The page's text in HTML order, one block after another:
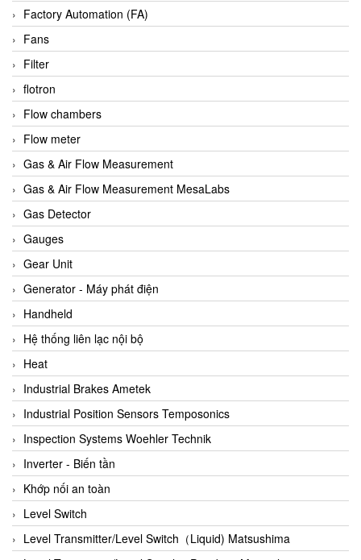
Apex Dynamics Vietnam
Apiste
APLISENS VietNam
Apollo Fire
Appleton
AQ Matic
Aqualabo Vietnam
Aquametro
ARCA Regler
Arcos Hydraulik
Ardetem-Sfere-Vietnam
Argal
AS ENERGI
ASCO CO2
Asker
AT2E
ATC Pneumatic
ATEX System
ATI - IA
ATI (Analytical Technology Inc)
Atos
Atrax
Factory Automation (FA)
Fans
Filter
flotron
Flow chambers
Flow meter
Gas & Air Flow Measurement
Gas & Air Flow Measurement MesaLabs
Gas Detector
Gauges
Gear Unit
Generator - Máy phát điện
Handheld
Hệ thống liên lạc nội bộ
Heat
Industrial Brakes Ametek
Industrial Position Sensors Temposonics
Inspection Systems Woehler Technik
Inverter - Biến tần
Khớp nối an toàn
Level Switch
Level Transmitter/Level Switch（Liquid) Matsushima